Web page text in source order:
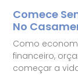
Comece
No
Como
financeiro,
começar a